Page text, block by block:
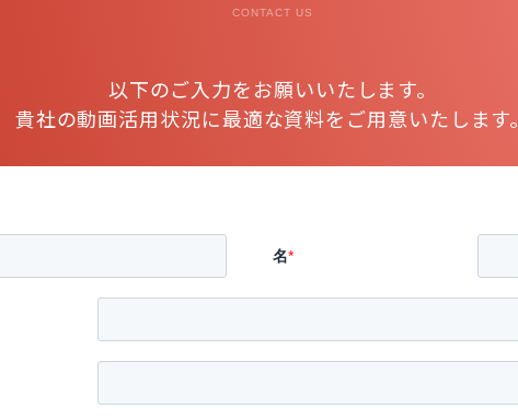
CONTACT US
以下のご入力をお願いいたします。
貴社の動画活用状況に最適な資料をご用意いたします